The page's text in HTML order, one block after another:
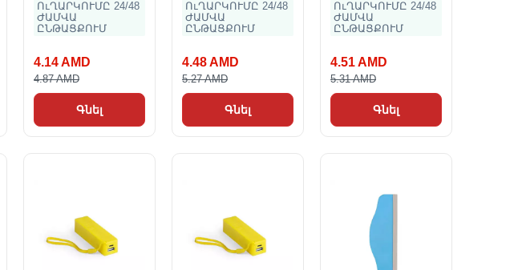
ՈւՂԱՐԿՈՒՄԸ 24/48
ԺԱՄՎԱ
ԸՆԹԱՑՔՈՒՄ
4.14 AMD
4.87 AMD
Գնել
ՈւՂԱՐԿՈՒՄԸ 24/48
ԺԱՄՎԱ
ԸՆԹԱՑՔՈՒՄ
4.48 AMD
5.27 AMD
Գնել
ՈւՂԱՐԿՈՒՄԸ 24/48
ԺԱՄՎԱ
ԸՆԹԱՑՔՈՒՄ
4.51 AMD
5.31 AMD
Գնել